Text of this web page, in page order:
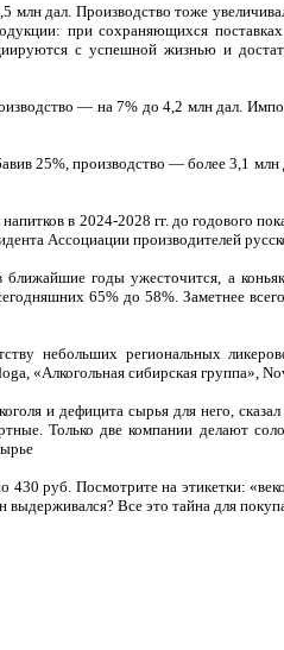
млн дал. Производство тоже
при сохраняющихся
с успешной жизнью и
— на 7% до 4,2 млн дал.
25%, производство — более 3,1
в 2024-2028 гг. до годового
Ассоциации производителей
годы ужесточится, а
65% до 58%. Заметнее
небольших региональных
«Алкогольная сибирская группа»,
и дефицита сырья для него,
Только две компании делают
руб. Посмотрите на этикетки:
Все это тайна для